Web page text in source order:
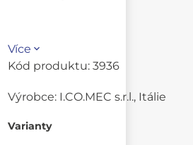
Více
Kód produktu: 3936
Výrobce: I.CO.MEC s.r.l., Itálie
Varianty